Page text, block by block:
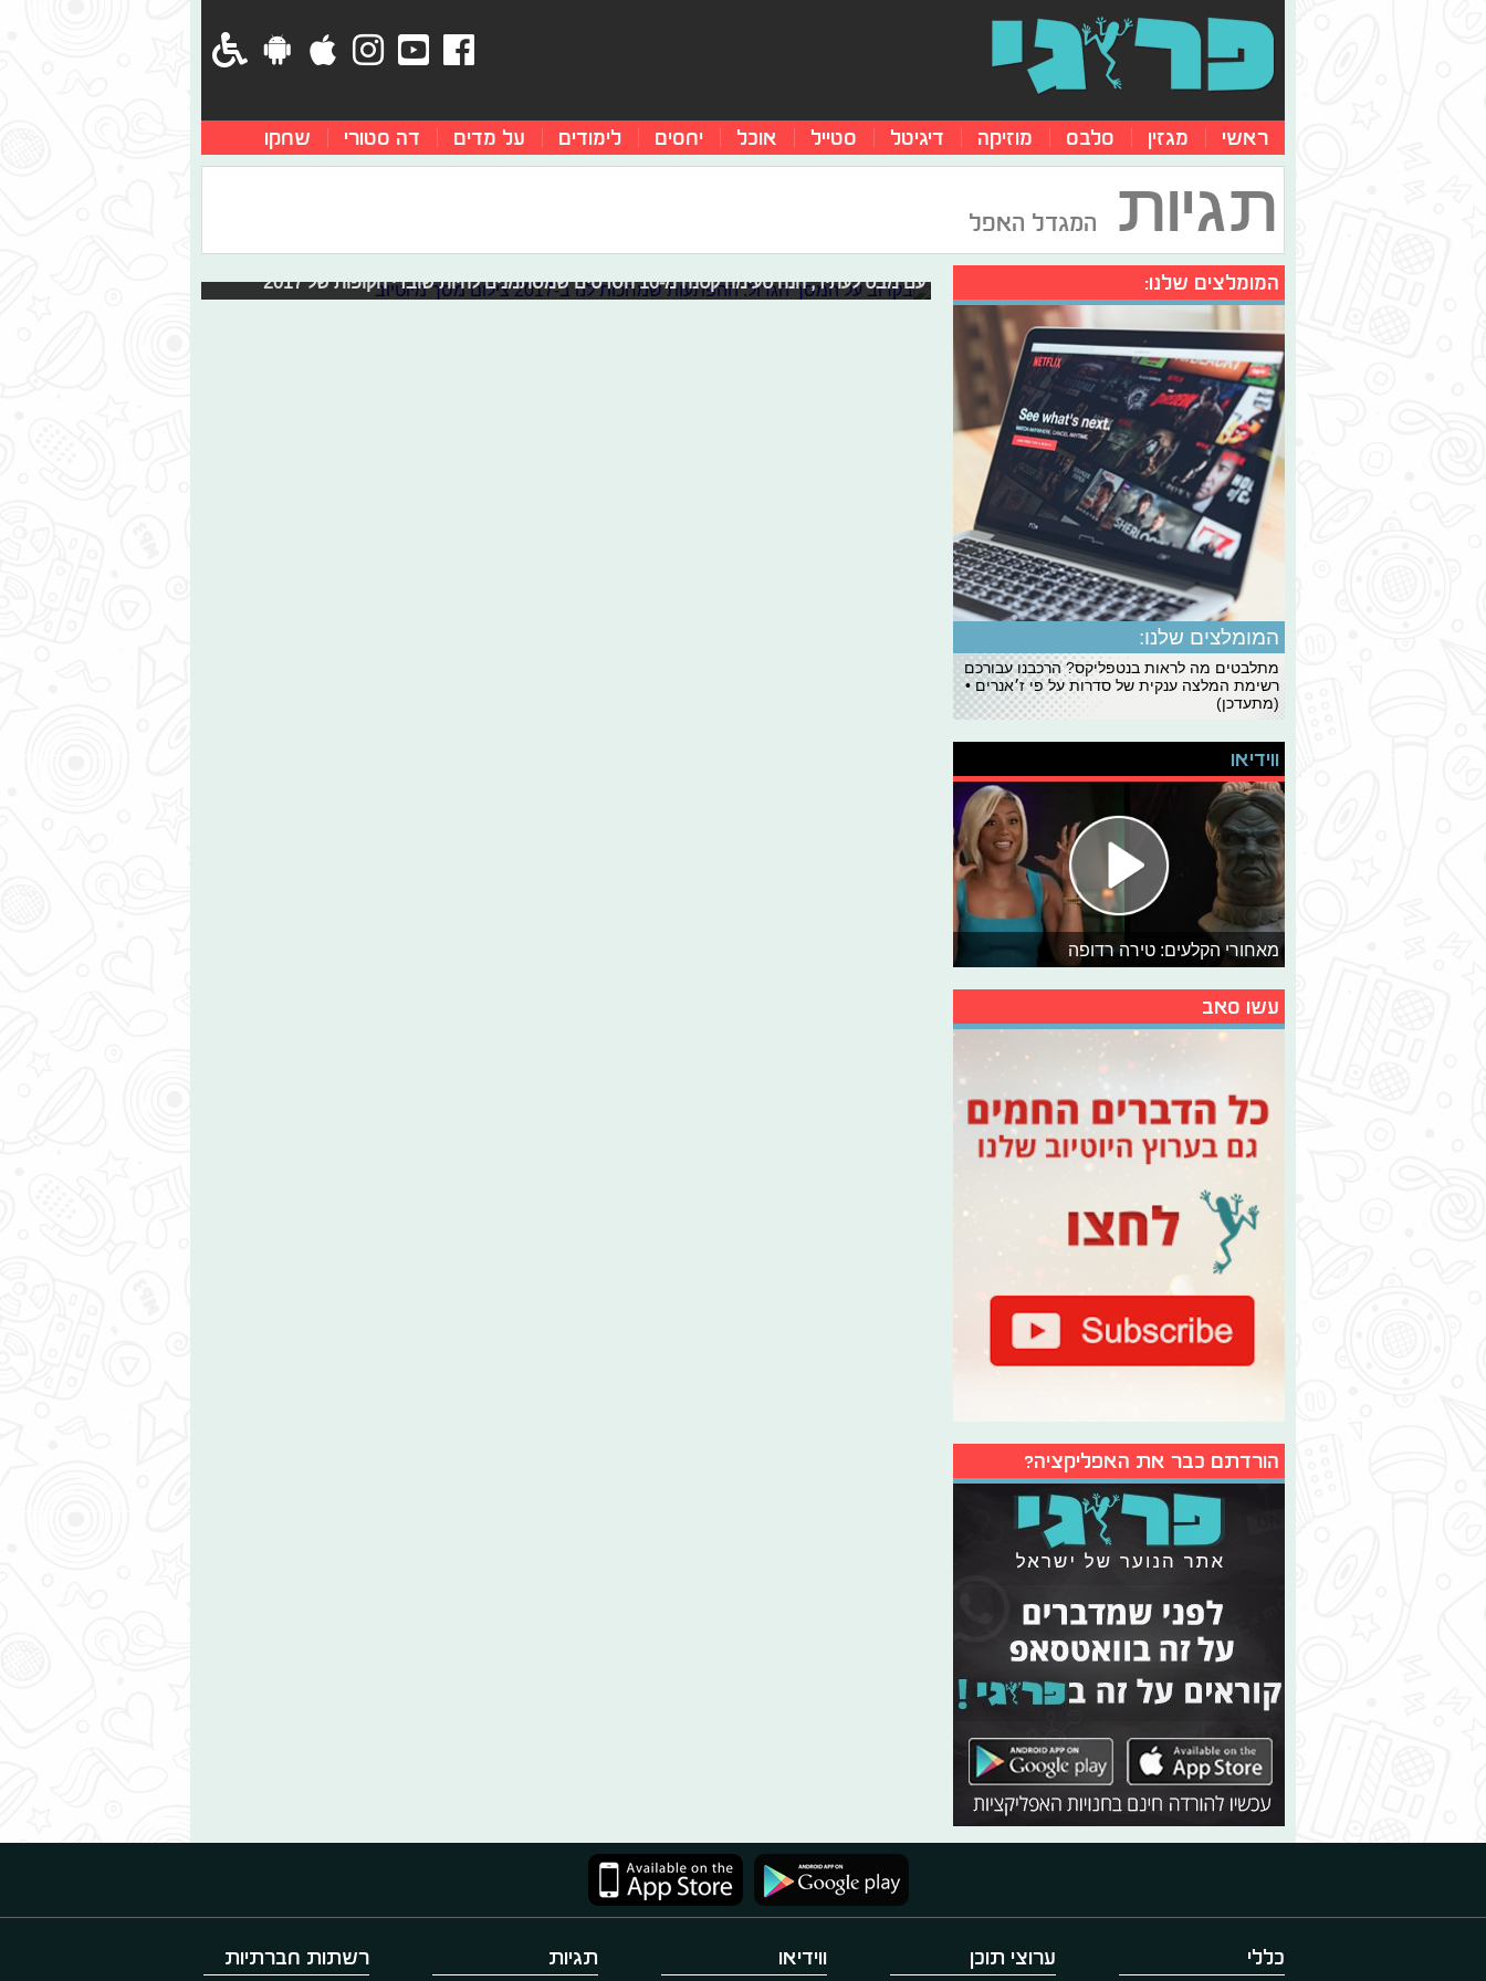
ראשי מגזין סלבס מוזיקה דיגיטל סטייל אוכל יחסים לימודים על מדים דה סטורי שחקו
תגיות המגדל האפל
עם מבט לעתיד, הנה טעימה קטנה מ-10 הסרטים שמסתמנים להיות שוברי הקופות של 2017
המומלצים שלנו:
המומלצים שלנו:
מתלבטים מה לראות בנטפליקס? הרכבנו עבורכם
רשימת המלצה ענקית של סדרות על פי ז׳אנרים •
(מתעדכן)
ווידיאו
מאחורי הקלעים: טירה רדופה
עשו סאב
הורדתם כבר את האפליקציה?
כללי ערוצי תוכן ווידיאו תגיות רשתות חברתיות